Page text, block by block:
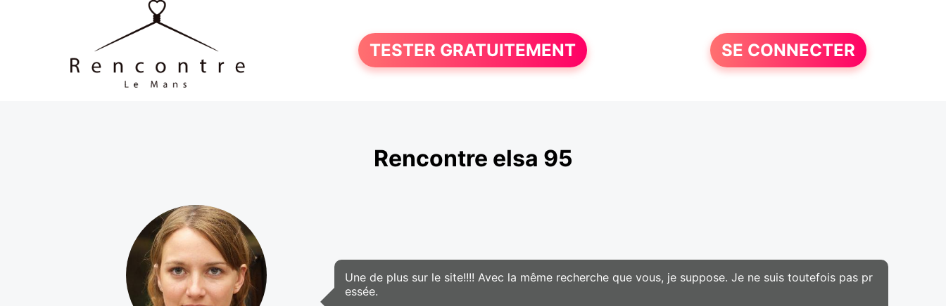
TESTER GRATUITEMENT SE CONNECTER
Rencontre elsa 95
Une de plus sur le site!!!! Avec la même recherche que vous, je suppose. Je ne suis toutefois pas pr
essée.